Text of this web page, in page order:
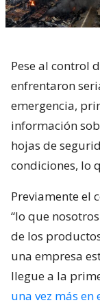
Pese al control
enfrentaron
emergencia,
información
hojas de
condiciones, lo
Previamente el
“lo que
de los
una empresa
llegue a la
una vez más en